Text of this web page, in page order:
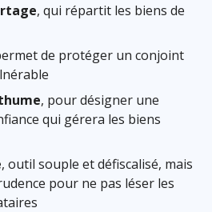
, qui répartit les biens de
de protéger un conjoint
, pour désigner une
qui gérera les biens
, outil souple et défiscalisé, mais
pour ne pas léser les